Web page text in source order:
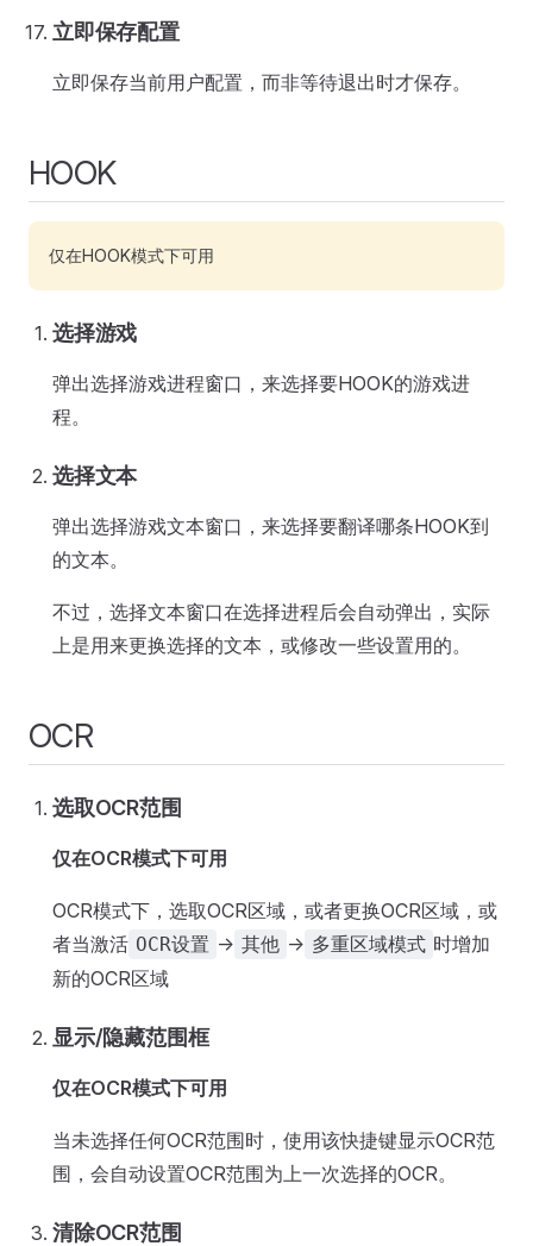
立即保存配置
立即保存当前用户配置，而非等待退出时才保存。
HOOK
仅在HOOK模式下可用
选择游戏
弹出选择游戏进程窗口，来选择要HOOK的游戏进
程。
选择文本
弹出选择游戏文本窗口，来选择要翻译哪条HOOK到
的文本。
不过，选择文本窗口在选择进程后会自动弹出，实际
上是用来更换选择的文本，或修改一些设置用的。
OCR
选取OCR范围
仅在OCR模式下可用
OCR模式下，选取OCR区域，或者更换OCR区域，或
者当激活 OCR设置 -> 其他 -> 多重区域模式 时增加
新的OCR区域
显示/隐藏范围框
仅在OCR模式下可用
当未选择任何OCR范围时，使用该快捷键显示OCR范
围，会自动设置OCR范围为上一次选择的OCR。
清除OCR范围